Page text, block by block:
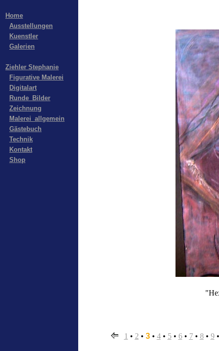
Home
Ausstellungen
Kuenstler
Galerien
Ziehler Stephanie
Figurative Malerei
Digitalart
Runde_Bilder
Zeichnung
Malerei_allgemein
Gästebuch
Technik
Kontakt
Shop
1 • 2 • 3• 4• 5• 6• 7• 8• 9